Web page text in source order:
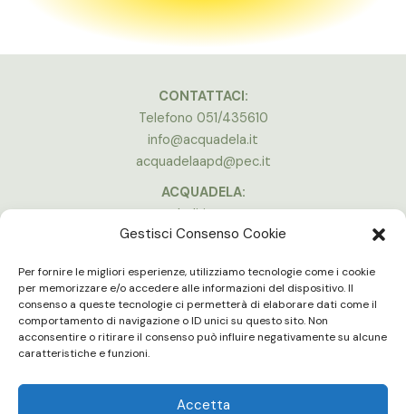
Gestisci Consenso Cookie
Per fornire le migliori esperienze, utilizziamo tecnologie come i cookie
per memorizzare e/o accedere alle informazioni del dispositivo. Il
consenso a queste tecnologie ci permetterà di elaborare dati come il
comportamento di navigazione o ID unici su questo sito. Non
acconsentire o ritirare il consenso può influire negativamente su alcune
caratteristiche e funzioni.
Accetta
CONTATTACI:
Telefono 051/435610
info@acquadela.it
acquadelaapd@pec.it
ACQUADELA:
Indirizzo:
Via A. Costa, 174, 40134 Bologna
Vedi la mappa
ORARI APERTURA:
Lun - Ven 16:00 - 20:00
Gli uffici e le palestre sono chiuse in concomitanza delle partite in